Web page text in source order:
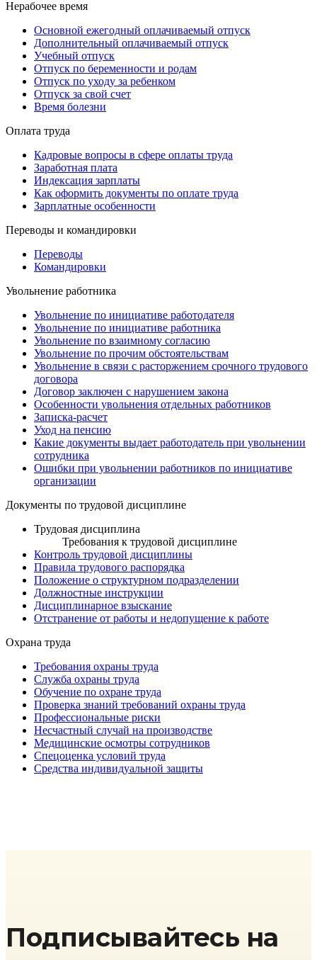
Нерабочее время
Основной ежегодный оплачиваемый отпуск
Дополнительный оплачиваемый отпуск
Учебный отпуск
Отпуск по беременности и родам
Отпуск по уходу за ребенком
Отпуск за свой счет
Время болезни
Оплата труда
Кадровые вопросы в сфере оплаты труда
Заработная плата
Индексация зарплаты
Как оформить документы по оплате труда
Зарплатные особенности
Переводы и командировки
Переводы
Командировки
Увольнение работника
Увольнение по инициативе работодателя
Увольнение по инициативе работника
Увольнение по взаимному согласию
Увольнение по прочим обстоятельствам
Увольнение в связи с расторжением срочного трудового
договора
Договор заключен с нарушением закона
Особенности увольнения отдельных работников
Записка-расчет
Уход на пенсию
Какие документы выдает работодатель при увольнении
сотрудника
Ошибки при увольнении работников по инициативе
организации
Документы по трудовой дисциплине
Трудовая дисциплина
Требования к трудовой дисциплине
Контроль трудовой дисциплины
Правила трудового распорядка
Положение о структурном подразделении
Должностные инструкции
Дисциплинарное взыскание
Отстранение от работы и недопущение к работе
Охрана труда
Требования охраны труда
Служба охраны труда
Обучение по охране труда
Проверка знаний требований охраны труда
Профессиональные риски
Несчастный случай на производстве
Медицинские осмотры сотрудников
Спецоценка условий труда
Средства индивидуальной защиты
Подписывайтесь на